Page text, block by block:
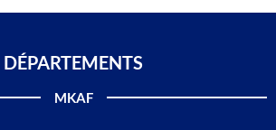
DÉPARTEMENTS​
MKAF